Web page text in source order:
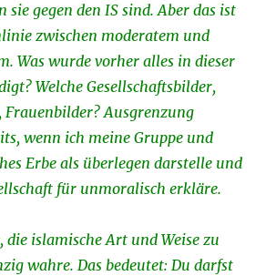
sie gegen den IS sind. Aber das ist
zwischen moderatem und
Was wurde vorher alles in dieser
Welche Gesellschaftsbilder,
Ausgrenzung
wenn ich meine Gruppe und
Erbe als überlegen darstelle und
für unmoralisch erkläre.
die islamische Art und Weise zu
wahre. Das bedeutet: Du darfst